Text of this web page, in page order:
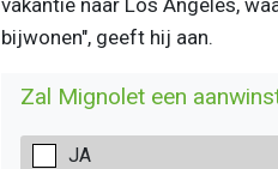
bijwonen", geeft hij aan.
Zal Mignolet een
JA